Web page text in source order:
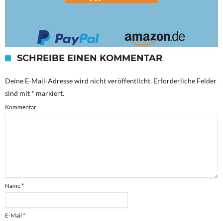
SCHREIBE EINEN KOMMENTAR
Deine E-Mail-Adresse wird nicht veröffentlicht. Erforderliche Felder
sind mit * markiert.
Kommentar
Name*
E-Mail *